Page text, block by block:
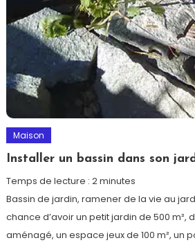
Maison
Installer un bassin dans son
Temps de lecture : 2minutes
Bassin de jardin, ramener de la vie au
chance d’avoir un petit jardin de 500 m²,
aménagé, un espace jeux de 100 m², un